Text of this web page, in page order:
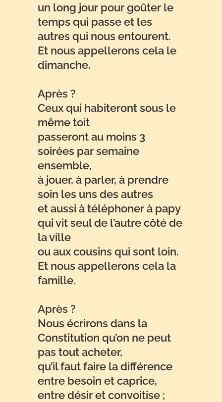
un long jour pour goûter le
temps qui passe et les
autres qui nous entourent.
Et nous appellerons cela le
dimanche.
Après ?
Ceux qui habiteront sous le
même toit
passeront au moins 3
soirées par semaine
ensemble,
à jouer, à parler, à prendre
soin les uns des autres
et aussi à téléphoner à papy
qui vit seul de l’autre côté de
la ville
ou aux cousins qui sont loin.
Et nous appellerons cela la
famille.
Après ?
Nous écrirons dans la
Constitution qu’on ne peut
pas tout acheter,
qu’il faut faire la différence
entre besoin et caprice,
entre désir et convoitise ;